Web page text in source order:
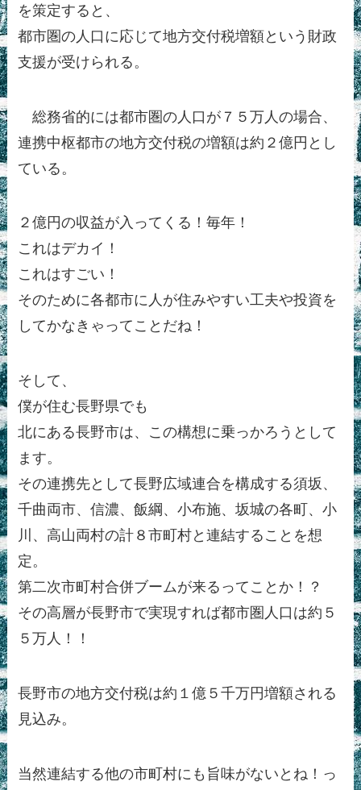
を策定すると、
都市圏の人口に応じて地方交付税増額という財政
支援が受けられる。
総務省的には都市圏の人口が７５万人の場合、
連携中枢都市の地方交付税の増額は約２億円とし
ている。
２億円の収益が入ってくる！毎年！
これはデカイ！
これはすごい！
そのために各都市に人が住みやすい工夫や投資を
してかなきゃってことだね！
そして、
僕が住む長野県でも
北にある長野市は、この構想に乗っかろうとして
ます。
その連携先として長野広域連合を構成する須坂、
千曲両市、信濃、飯綱、小布施、坂城の各町、小
川、高山両村の計８市町村と連結することを想
定。
第二次市町村合併ブームが来るってことか！？
その高層が長野市で実現すれば都市圏人口は約５
５万人！！
長野市の地方交付税は約１億５千万円増額される
見込み。
当然連結する他の市町村にも旨味がないとね！っ